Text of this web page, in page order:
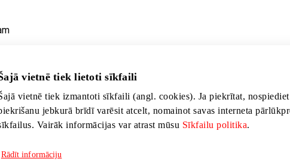
vietnē tiek lietoti sīkfaili
vietnē tiek izmantoti sīkfaili (angl. cookies). Ja piekrītat,
jebkurā brīdī varēsit atcelt, nomainot savas interneta
Vairāk informācijas var atrast mūsu Sīkfailu politika.
Rādīt informāciju